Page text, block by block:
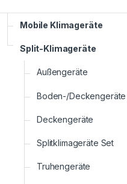
Mobile Klimageräte
Split-Klimageräte
Außengeräte
Boden-/Deckengeräte
Deckengeräte
Splitklimageräte Set
Truhengeräte